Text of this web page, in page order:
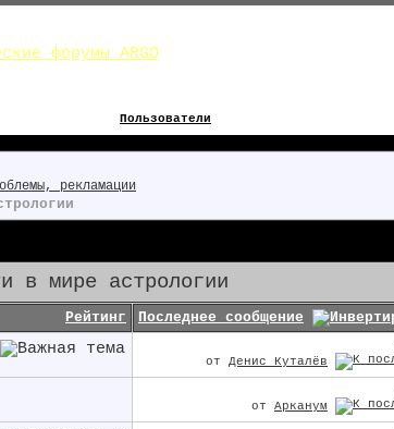
Пользователи
рекламации
в мире астрологии
Рейтинг Последнее сообщение
от Денис Куталёв
от Арканум